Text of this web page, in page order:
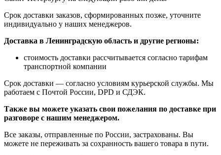
Срок доставки заказов, сформированных позже, уточните
индивидуально у наших менеджеров.
Доставка в Ленинградскую область и другие регионы:
стоимость доставки рассчитывается согласно тарифам
транспортной компании
Срок доставки — согласно условиям курьерской службы. Мы
работаем с Почтой России, DPD и СДЭК.
Также вы можете указать свои пожелания по доставке при
разговоре с нашим менеджером.
Все заказы, отправленные по России, застрахованы. Вы
можете не переживать за сохранность вашего товара в пути.